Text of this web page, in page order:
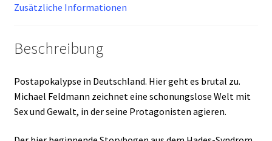
Zusätzliche Informationen
Beschreibung
Postapokalypse in Deutschland. Hier geht es brutal zu.
Michael Feldmann zeichnet eine schonungslose Welt mit
Sex und Gewalt, in der seine Protagonisten agieren.